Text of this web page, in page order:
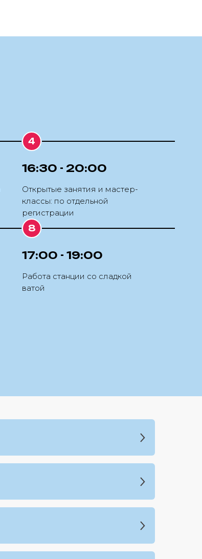
16:30 - 20:00
Открытые занятия и мастер-
классы: по отдельной
регистрации
17:00 - 19:00
Работа станции со сладкой
ватой